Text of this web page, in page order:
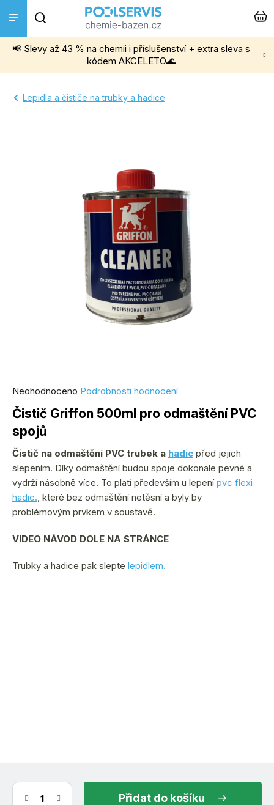
obsah
📢 Slevy až 43 % na chemii i příslušenství+ extra sleva s
kódem AKCELETO🌊
Bazénová chemie
Instalace a montáž
Lepidla a čističe na trubky a hadice
Čistič Griffon 500ml pro odmaštění PVC
spojů
Průměrné
hodnocení
produktu
je
0,0
z
5
hvězdiček.
Neohodnoceno Podrobnosti hodnocení
Čistič na odmaštění PVC trubek a hadic před jejich
slepením. Díky odmaštění budou spoje dokonale pevné a
vydrží násobně více. To platí především u lepení pvc flexi
hadic., které bez odmaštění netěsní a byly by
problémovým prvkem v soustavě.
VIDEO NÁVOD DOLE NA STRÁNCE
Trubky a hadice pak slepte lepidlem.
do košíku